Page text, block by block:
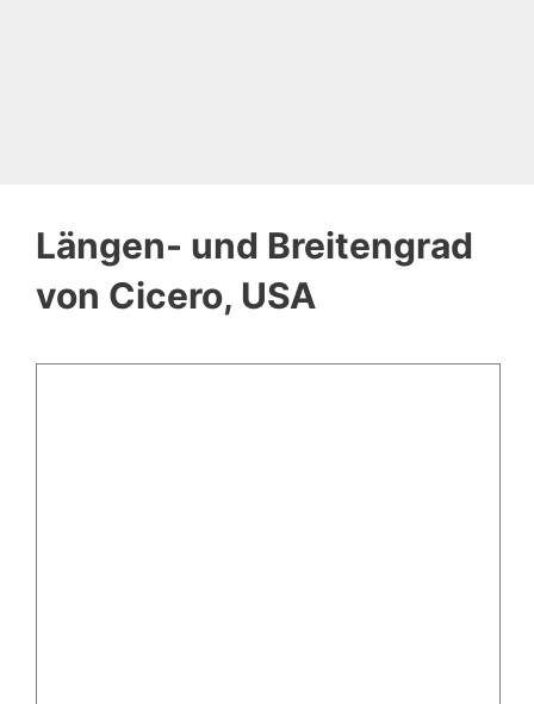
Längen- und Breitengrad
von Cicero, USA